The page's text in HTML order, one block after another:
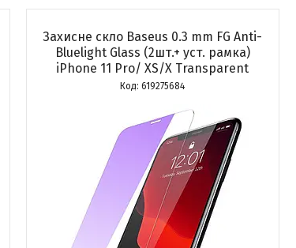
Захисне скло Baseus 0.3 mm FG Anti-
Bluelight Glass (2шт.+ уст. рамка)
iPhone 11 Pro/ XS/X Transparent
619275684